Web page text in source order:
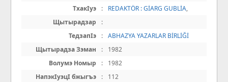
ТхакIуэ
: REDAKTÖR : GİARG GUBLİA,
Щытырадзар
:
ТедзапIэ
: ABHAZYA YAZARLAR BİRLİĞİ
Щытырадза Зэман
:
1982
Волумэ Номыр
:
1982
НапэкIуэцI бжыгъэ
:
112